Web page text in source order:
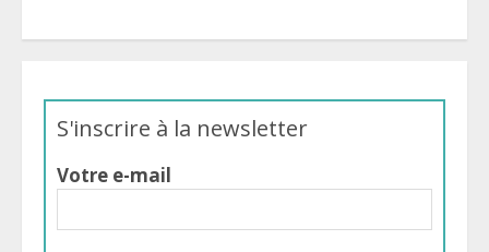
S'inscrire à la newsletter
Votre e-mail